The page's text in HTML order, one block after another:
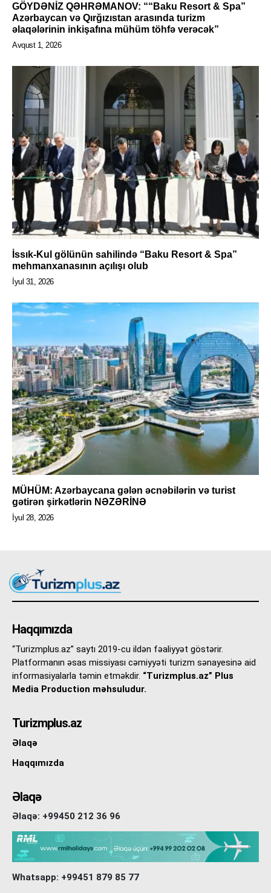
GÖYDƏNİZ QƏHRƏMANOV: ““Baku Resort & Spa”
Azərbaycan və Qırğızıstan arasında turizm
əlaqələrinin inkişafına mühüm töhfə verəcək”
Avqust 1, 2026
İssık-Kul gölünün sahilində “Baku Resort & Spa”
mehmanxanasının açılışı olub
İyul 31, 2026
MÜHÜM: Azərbaycana gələn əcnəbilərin və turist
gətirən şirkətlərin NƏZƏRİNƏ
İyul 28, 2026
Haqqımızda
“Turizmplus.az” saytı 2019-cu ildən fəaliyyət göstərir.
Platformanın əsas missiyası cəmiyyəti turizm sənayesinə aid
informasiyalarla təmin etməkdir. “Turizmplus.az” Plus
Media Production məhsuludur.
Turizmplus.az
Əlaqə
Haqqımızda
Əlaqə
Əlaqə: +99450 212 36 96
Whatsapp: +99451 879 85 77